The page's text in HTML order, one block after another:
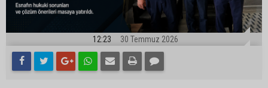
12:23 30 Temmuz 2026